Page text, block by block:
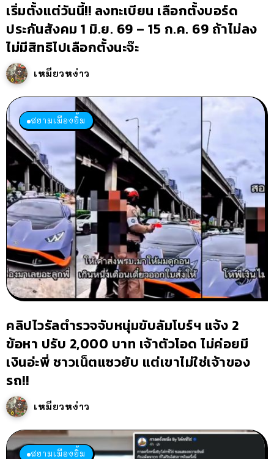
เริ่มตั้งแต่วันนี้!! ลงทะเบียน เลือกตั้งบอร์ด
ประกันสังคม 1 มิ.ย. 69 – 15 ก.ค. 69 ถ้าไม่ลง
ไม่มีสิทธิไปเลือกตั้งนะจ๊ะ
เหมียวหง่าว
สยามเมืองยิ้ม
คลิปไวรัลตำรวจจับหนุ่มขับลัมโบร์ฯ แจ้ง 2
ข้อหา ปรับ 2,000 บาท เจ้าตัวโอด ไม่ค่อยมี
เงินอ่ะพี่ ชาวเน็ตแซวยับ แต่เขาไม่ใช่เจ้าของ
รถ!!
เหมียวหง่าว
สยามเมืองยิ้ม